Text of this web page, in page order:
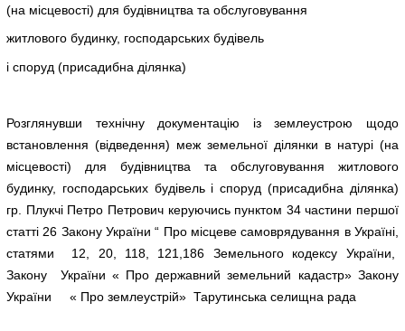
(на місцевості) для будівництва та обслуговування
житлового будинку, господарських будівель
і споруд (присадибна ділянка)
Розглянувши технічну документацію із землеустрою щодо
встановлення (відведення) меж земельної ділянки в натурі (на
місцевості) для будівництва та обслуговування житлового
будинку, господарських будівель і споруд (присадибна ділянка)
гр. Плукчі Петро Петрович керуючись пунктом 34 частини першої
статті 26 Закону України “ Про місцеве самоврядування в Україні,
статями 12, 20, 118, 121,186 Земельного кодексу України,
Закону України « Про державний земельний кадастр» Закону
України « Про землеустрій» Тарутинська селищна рада